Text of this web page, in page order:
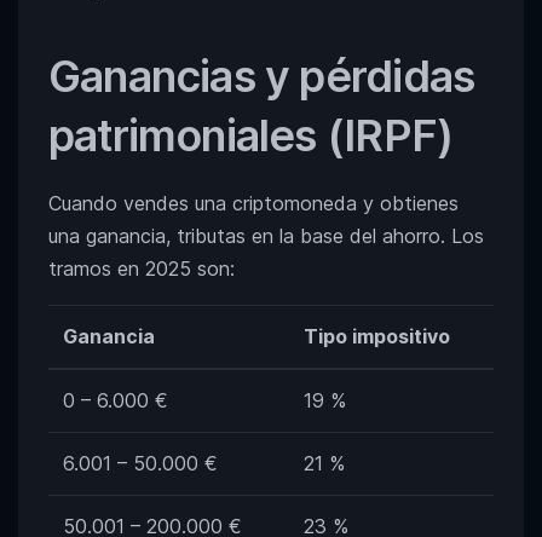
Ganancias y pérdidas
patrimoniales (IRPF)
Cuando vendes una criptomoneda y obtienes
una ganancia, tributas en la base del ahorro. Los
tramos en 2025 son:
Ganancia Tipo impositivo
0 – 6.000 € 19 %
6.001 – 50.000 € 21 %
50.001 – 200.000 € 23 %